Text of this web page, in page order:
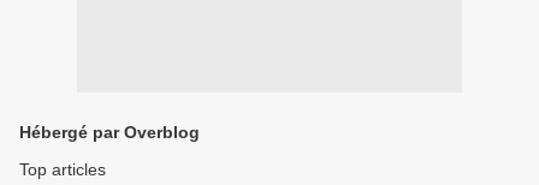
Hébergé par Overblog
Top articles